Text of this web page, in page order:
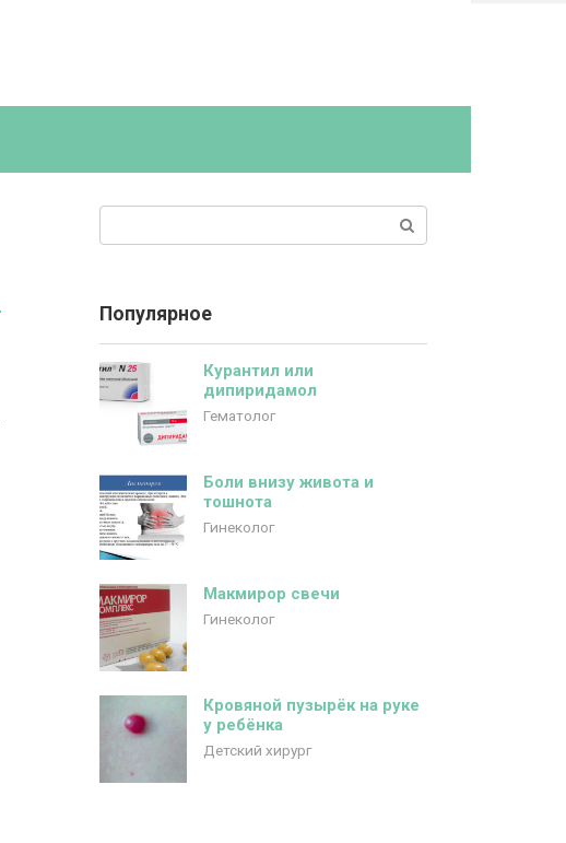
Популярное
Курантил или
дипиридамол
Гематолог
Боли внизу живота и
тошнота
Гинеколог
Макмирор свечи
Гинеколог
Кровяной пузырёк на руке
у ребёнка
Детский хирург